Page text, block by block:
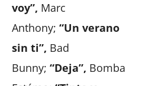
voy”, Marc
Anthony; “Un verano
sin ti”, Bad
Bunny; “Deja”, Bomba